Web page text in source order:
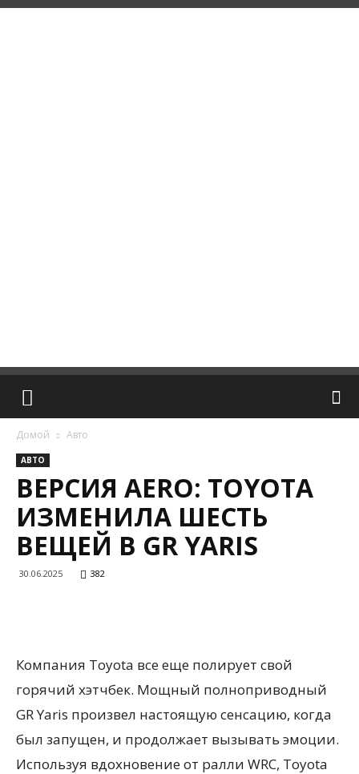
Домой Авто
АВТО
ВЕРСИЯ AERO: TOYOTA
ИЗМЕНИЛА ШЕСТЬ
ВЕЩЕЙ В GR YARIS
30.06.2025 382
Компания Toyota все еще полирует свой
горячий хэтчбек. Мощный полноприводный
GR Yaris произвел настоящую сенсацию, когда
был запущен, и продолжает вызывать эмоции.
Используя вдохновение от ралли WRC, Toyota